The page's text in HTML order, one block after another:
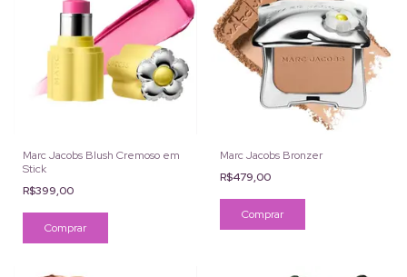
Marc Jacobs Blush Cremoso em
Stick
R$399,00
Comprar
Marc Jacobs Bronzer
R$479,00
Comprar